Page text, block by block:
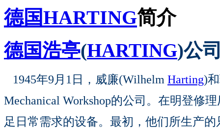
德国HARTING简介
德国浩亭(HARTING)公
1945年9月1日，威廉(Wilhelm Harting)
Mechanical Workshop的公司。在明登修
足日常需求的设备。最初，他们所生产